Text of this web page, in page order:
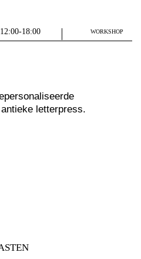
18:00 WORKSHOP
letterpress.